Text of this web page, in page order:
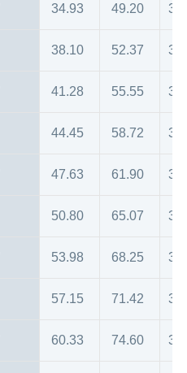
34.93 49.20
38.10 52.37
41.28 55.55
44.45 58.72
47.63 61.90
50.80 65.07
53.98 68.25
57.15 71.42
60.33 74.60